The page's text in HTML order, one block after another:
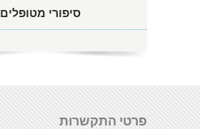
סיפורי מטופלים
פרטי התקשרות